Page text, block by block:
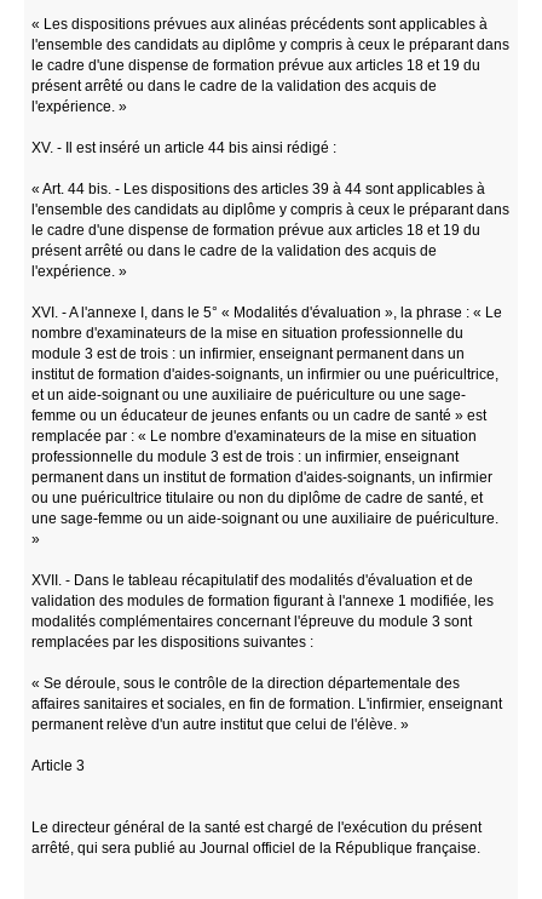
« Les dispositions prévues aux alinéas précédents sont applicables à
l'ensemble des candidats au diplôme y compris à ceux le préparant dans
le cadre d'une dispense de formation prévue aux articles 18 et 19 du
présent arrêté ou dans le cadre de la validation des acquis de
l'expérience. »
XV. - Il est inséré un article 44 bis ainsi rédigé :
« Art. 44 bis. - Les dispositions des articles 39 à 44 sont applicables à
l'ensemble des candidats au diplôme y compris à ceux le préparant dans
le cadre d'une dispense de formation prévue aux articles 18 et 19 du
présent arrêté ou dans le cadre de la validation des acquis de
l'expérience. »
XVI. - A l'annexe I, dans le 5° « Modalités d'évaluation », la phrase : « Le
nombre d'examinateurs de la mise en situation professionnelle du
module 3 est de trois : un infirmier, enseignant permanent dans un
institut de formation d'aides-soignants, un infirmier ou une puéricultrice,
et un aide-soignant ou une auxiliaire de puériculture ou une sage-
femme ou un éducateur de jeunes enfants ou un cadre de santé » est
remplacée par : « Le nombre d'examinateurs de la mise en situation
professionnelle du module 3 est de trois : un infirmier, enseignant
permanent dans un institut de formation d'aides-soignants, un infirmier
ou une puéricultrice titulaire ou non du diplôme de cadre de santé, et
une sage-femme ou un aide-soignant ou une auxiliaire de puériculture.
»
XVII. - Dans le tableau récapitulatif des modalités d'évaluation et de
validation des modules de formation figurant à l'annexe 1 modifiée, les
modalités complémentaires concernant l'épreuve du module 3 sont
remplacées par les dispositions suivantes :
« Se déroule, sous le contrôle de la direction départementale des
affaires sanitaires et sociales, en fin de formation. L'infirmier, enseignant
permanent relève d'un autre institut que celui de l'élève. »
Article 3
Le directeur général de la santé est chargé de l'exécution du présent
arrêté, qui sera publié au Journal officiel de la République française.